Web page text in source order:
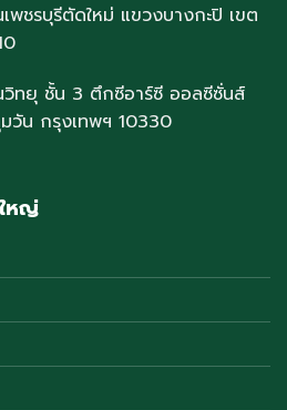
ชรบุรีตัดใหม่ แขวงบางกะปิ เขต
ทยุ ชั้น 3 ตึกซีอาร์ซี ออลซีซั่นส์
วัน กรุงเทพฯ 10330
หญ่